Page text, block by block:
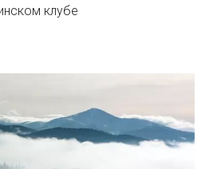
клубе